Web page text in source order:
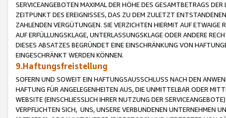
SERVICEANGEBOTEN MAXIMAL DER HÖHE DES GESAMTBETRAGS
ZEITPUNKT DES EREIGNISSES, DAS ZU DEM ZULETZT
ZAHLENDEN VERGÜTUNGEN. SIE VERZICHTEN HIERMIT AUF
AUF ERFÜLLUNGSKLAGE, UNTERLASSUNGSKLAGE ODER ANDERE
DIESES ABSATZES BEGRÜNDET EINE EINSCHRÄNKUNG VON
EINGESCHRÄNKT WERDEN KÖNNEN.
9.Haftungsfreistellung
SOFERN UND SOWEIT EIN HAFTUNGSAUSSCHLUSS NACH DEN
HAFTUNG FÜR ANGELEGENHEITEN AUS, DIE UNMITTELBAR ODER
WEBSITE (EINSCHLIESSLICH IHRER NUTZUNG DER
VERPFLICHTEN SICH, UNS, UNSERE VERBUNDENEN UNTERNEHMEN